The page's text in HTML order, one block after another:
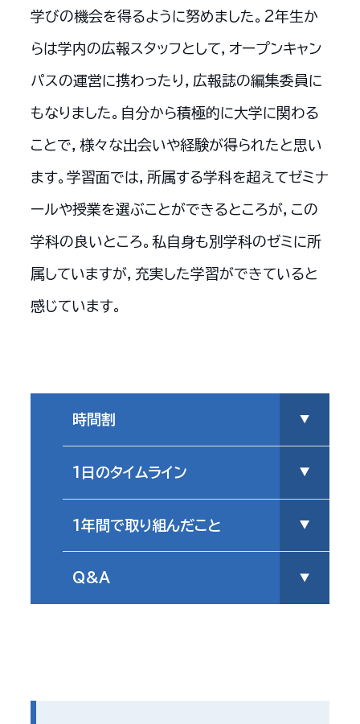
学びの機会を得るように努めました。2年生か
らは学内の広報スタッフとして，オープンキャン
パスの運営に携わったり，広報誌の編集委員に
もなりました。自分から積極的に大学に関わる
ことで，様々な出会いや経験が得られたと思い
ます。学習面では，所属する学科を超えてゼミナ
ールや授業を選ぶことができるところが，この
学科の良いところ。私自身も別学科のゼミに所
属していますが，充実した学習ができていると
感じています。
時間割
1日のタイムライン
1年間で取り組んだこと
Q&A